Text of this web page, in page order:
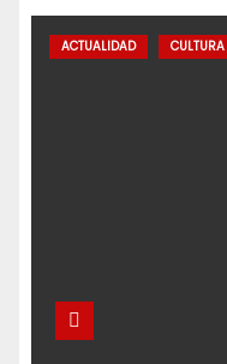
ACTUALIDAD